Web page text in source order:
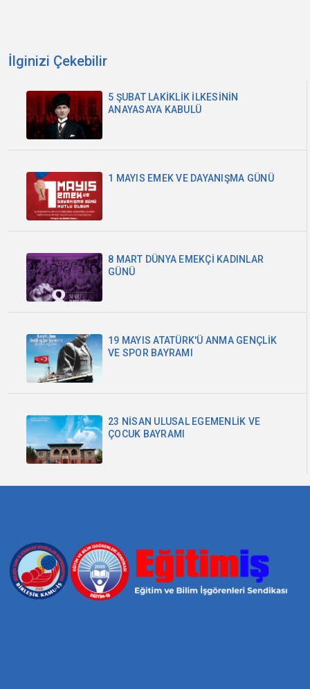
İlginizi Çekebilir
5 ŞUBAT LAKİKLİK İLKESİNİN
ANAYASAYA KABULÜ
1 MAYIS EMEK VE DAYANIŞMA GÜNÜ
8 MART DÜNYA EMEKÇİ KADINLAR
GÜNÜ
19 MAYIS ATATÜRK'Ü ANMA GENÇLİK
VE SPOR BAYRAMI
23 NİSAN ULUSAL EGEMENLİK VE
ÇOCUK BAYRAMI